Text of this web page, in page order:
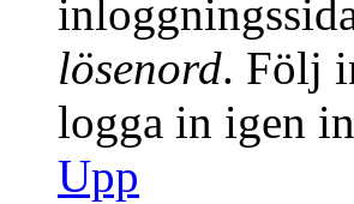
lösenord. Följ
logga in igen
Upp